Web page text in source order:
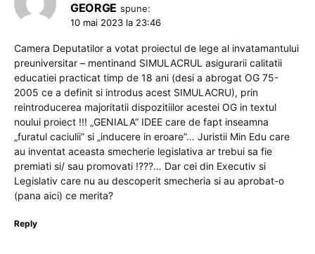
GEORGE spune:
10 mai 2023 la 23:46
Camera Deputatilor a votat proiectul de lege al invatamantului
preuniversitar – mentinand SIMULACRUL asigurarii calitatii
educatiei practicat timp de 18 ani (desi a abrogat OG 75-
2005 ce a definit si introdus acest SIMULACRU), prin
reintroducerea majoritatii dispozitiilor acestei OG in textul
noului proiect !!! „GENIALA” IDEE care de fapt inseamna
„furatul caciulii” si „inducere in eroare”… Juristii Min Edu care
au inventat aceasta smecherie legislativa ar trebui sa fie
premiati si/ sau promovati !???… Dar cei din Executiv si
Legislativ care nu au descoperit smecheria si au aprobat-o
(pana aici) ce merita?
Reply